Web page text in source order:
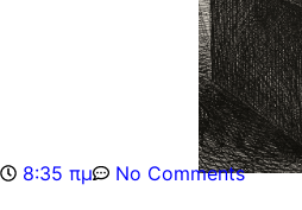
8:35 πμ No Comments